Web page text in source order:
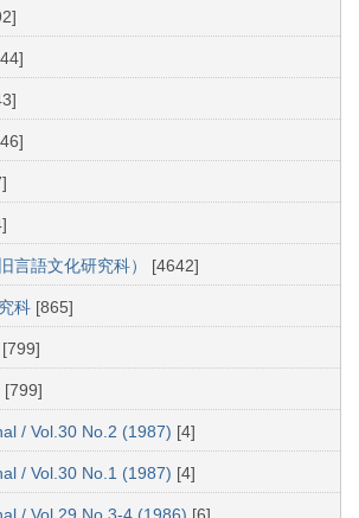
言語文化研究科） [4642]
科 [865]
[799]
[799]
/ Vol.30 No.2 (1987) [4]
/ Vol.30 No.1 (1987) [4]